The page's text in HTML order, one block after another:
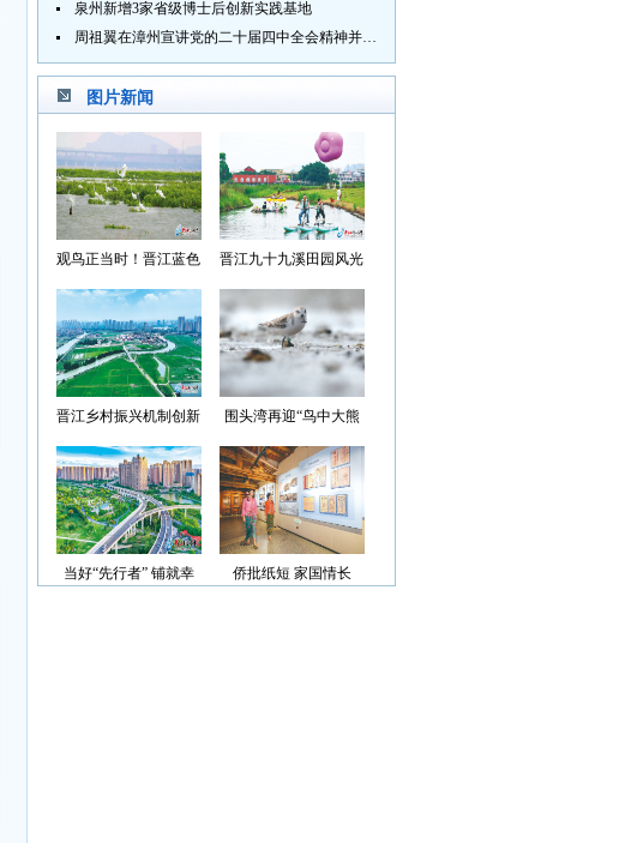
泉州新增3家省级博士后创新实践基地
周祖翼在漳州宣讲党的二十届四中全会精神并调研
图片新闻
观鸟正当时！晋江蓝色
晋江九十九溪田园风光
光”首批认定名单
晋江乡村振兴机制创新
围头湾再迎“鸟中大熊
当好“先行者” 铺就幸
侨批纸短 家国情长